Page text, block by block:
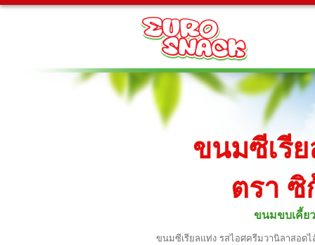
ขนมซีเรี
ตรา ซิ
ขนมขบเคี้ยว
ขนมซีเรียลแท่ง รสไอศครีมวานิลาสอด